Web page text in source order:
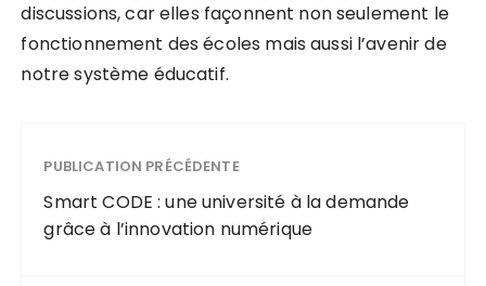
discussions, car elles façonnent non seulement le
fonctionnement des écoles mais aussi l’avenir de
notre système éducatif.
PUBLICATION PRÉCÉDENTE
Smart CODE : une université à la demande
grâce à l’innovation numérique